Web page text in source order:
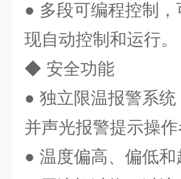
● 多段可编程控制
现自动控制和运行。
◆ 安全功能
● 独立限温报警系
并声光报警提示操
● 温度偏高、偏低和